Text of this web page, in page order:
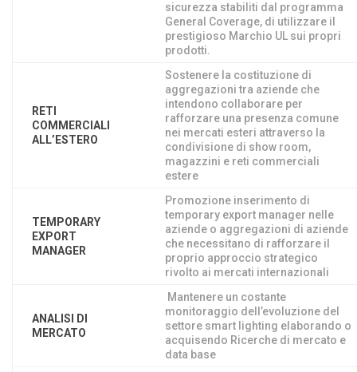
sicurezza stabiliti dal programma
General Coverage, di utilizzare il
prestigioso Marchio UL sui propri
prodotti.
RETI
COMMERCIALI
ALL’ESTERO
Sostenere la costituzione di
aggregazioni tra aziende che
intendono collaborare per
rafforzare una presenza comune
nei mercati esteri attraverso la
condivisione di show room,
magazzini e reti commerciali
estere
TEMPORARY
EXPORT
MANAGER
Promozione inserimento di
temporary export manager nelle
aziende o aggregazioni di aziende
che necessitano di rafforzare il
proprio approccio strategico
rivolto ai mercati internazionali
ANALISI DI
MERCATO
Mantenere un costante
monitoraggio dell’evoluzione del
settore smart lighting elaborando o
acquisendo Ricerche di mercato e
data base